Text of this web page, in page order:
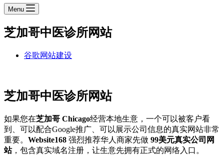
Menu
芝加哥中医诊所网站
谷歌网站建设
芝加哥中医诊所网站
如果您在芝加哥 Chicago经营本地生意，一个可以被客户看
到、可以配合Google推广、可以展示公司信息的真实网站非常
重要。 Website168 强烈推荐华人商家先做 99美元真实公司网
站，包含真实域名注册，让生意先拥有正式的网络入口。